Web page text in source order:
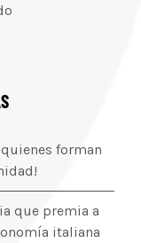
forman
que premia a
italiana